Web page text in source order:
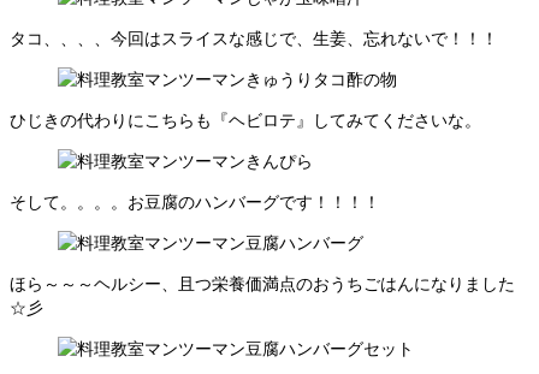
タコ、、、、今回はスライスな感じで、生姜、忘れないで！！！
ひじきの代わりにこちらも『ヘビロテ』してみてくださいな。
そして。。。。お豆腐のハンバーグです！！！！
ほら～～～ヘルシー、且つ栄養価満点のおうちごはんになりました
☆彡